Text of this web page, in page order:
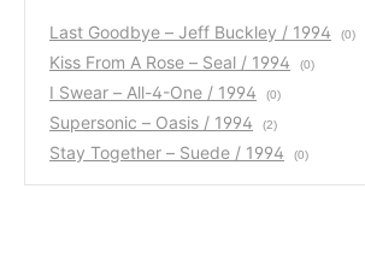
Last Goodbye – Jeff Buckley / 1994 (0)
Kiss From A Rose – Seal / 1994 (0)
I Swear – All-4-One / 1994 (0)
Supersonic – Oasis / 1994 (2)
Stay Together – Suede / 1994 (0)